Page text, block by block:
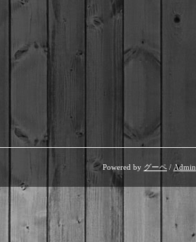
Powered by グーペ / Admin